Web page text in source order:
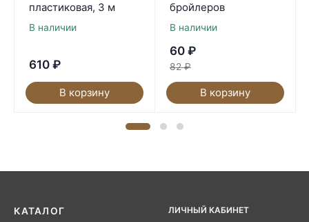
пластиковая, 3 м
В наличии
610 ₽
В корзину
бройлеров
В наличии
60 ₽
82 ₽
В корзину
КАТАЛОГ ЛИЧНЫЙ КАБИНЕТ